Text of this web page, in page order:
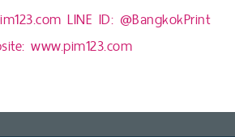
LINE ID: @BangkokPrint
www.pim123.com